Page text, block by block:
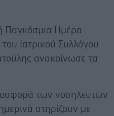
Παγκόσμια Ημέρα
Ιατρικού Συλλόγου
ανακοίνωσε τα
των νοσηλευτών
στηρίζουν με